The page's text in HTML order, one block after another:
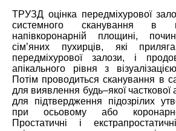
ТРУЗД оцінка передміхурової
системного сканування в
напівкоронарній площині,
сім’яних пухирців, які
передміхурової залози, і
апікального рівня з
Потім проводиться сканування в
для виявлення будь–якої часткової
для підтвердження підозрілих
при осьовому або
Простатичні і